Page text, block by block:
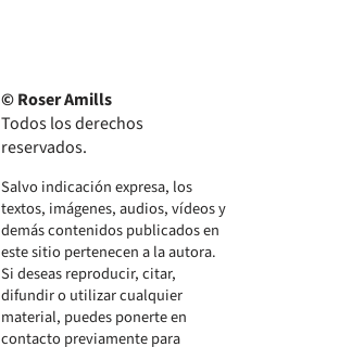
© Roser Amills
Todos los derechos
reservados.
Salvo indicación expresa, los
textos, imágenes, audios, vídeos y
demás contenidos publicados en
este sitio pertenecen a la autora.
Si deseas reproducir, citar,
difundir o utilizar cualquier
material, puedes ponerte en
contacto previamente para